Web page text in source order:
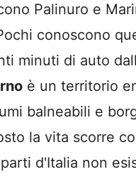
Palinuro e
conoscono
minuti di auto
è un territorio
balneabili e
la vita scorre
d'Italia non